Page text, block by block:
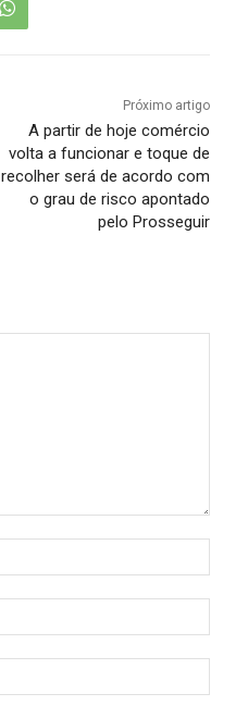
Próximo artigo
A partir de hoje comércio
volta a funcionar e toque de
recolher será de acordo com
o grau de risco apontado
pelo Prosseguir
mail:*